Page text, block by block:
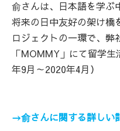
俞さんは、日本語を学ぶ
将来の日中友好の架け橋
ロジェクトの一環で、弊
「MOMMY」にて留学
年9月～2020年4月）
→俞さんに関する詳しい